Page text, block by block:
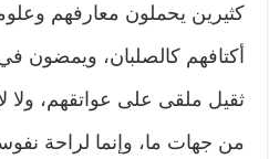
كثيرين يحملون معارفهم
أكتافهم كالصلبان، ويمضون
ثقيل ملقى على عواتقهم، ولا
من جهات ما، وإنما لراحة